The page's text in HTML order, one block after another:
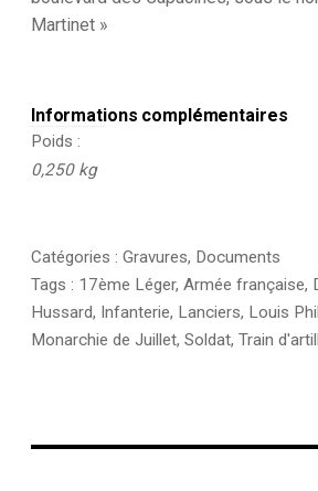
Martinet »
Informations complémentaires
Poids
0,250 kg
Catégories : Gravures, Documents
Tags : 17ème Léger, Armée française,
Hussard, Infanterie, Lanciers, Louis
Monarchie de Juillet, Soldat, Train